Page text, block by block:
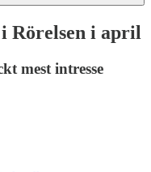
Rörelsen i april
mest intresse